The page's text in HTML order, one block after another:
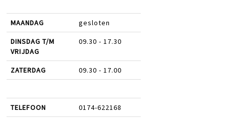
MAANDAG gesloten
DINSDAG T/M
VRIJDAG
09.30 - 17.30
ZATERDAG 09.30 - 17.00
TELEFOON 0174-622168